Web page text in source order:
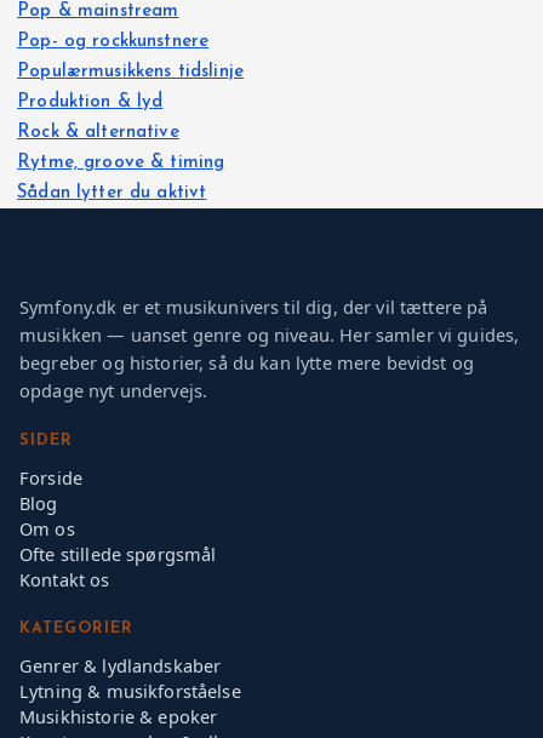
Pop & mainstream
Pop- og rockkunstnere
Populærmusikkens tidslinje
Produktion & lyd
Rock & alternative
Rytme, groove & timing
Sådan lytter du aktivt
Symfony.dk er et musikunivers til dig, der vil tættere på
musikken — uanset genre og niveau. Her samler vi guides,
begreber og historier, så du kan lytte mere bevidst og
opdage nyt undervejs.
SIDER
Forside
Blog
Om os
Ofte stillede spørgsmål
Kontakt os
KATEGORIER
Genrer & lydlandskaber
Lytning & musikforståelse
Musikhistorie & epoker